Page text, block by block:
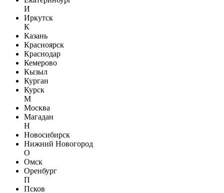
И
Иркутск
К
Казань
Красноярск
Краснодар
Кемерово
Кызыл
Курган
Курск
М
Москва
Магадан
Н
Новосибирск
Нижний Новогород
О
Омск
Оренбург
П
Псков